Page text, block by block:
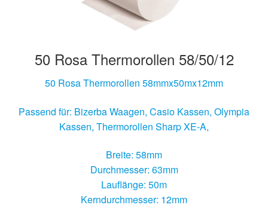
50 Rosa Thermorollen 58/50/12
50 Rosa Thermorollen 58mmx50mx12mm
Passend für: Bizerba Waagen, Casio Kassen, Olympia
Kassen, Thermorollen Sharp XE-A,
Breite: 58mm
Durchmesser: 63mm
Lauflänge: 50m
Kerndurchmesser: 12mm